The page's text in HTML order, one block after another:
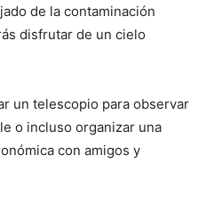
de la contaminación
disfrutar de un cielo
un telescopio para observar
o incluso organizar una
con amigos y